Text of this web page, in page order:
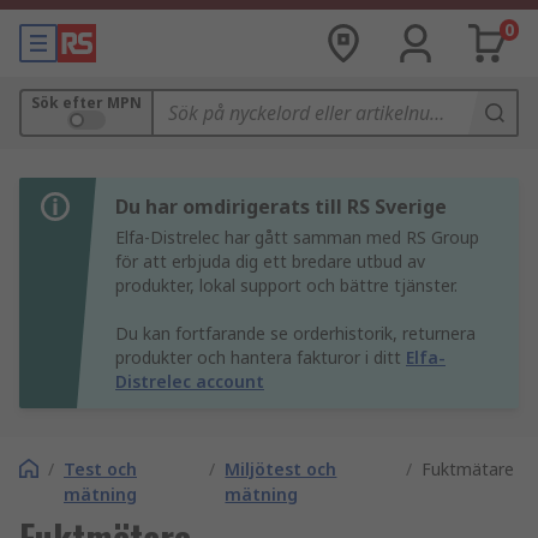
0
Sök efter MPN
Du har omdirigerats till RS Sverige
Elfa-Distrelec har gått samman med RS Group
för att erbjuda dig ett bredare utbud av
produkter, lokal support och bättre tjänster.
Du kan fortfarande se orderhistorik, returnera
produkter och hantera fakturor i ditt Elfa-
Distrelec account
/ Test och
mätning
/ Miljötest och
mätning
/ Fuktmätare